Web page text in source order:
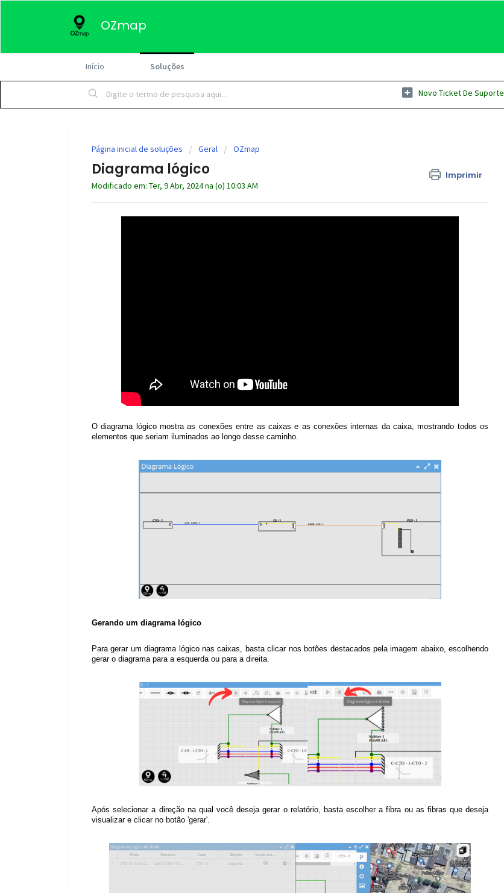
OZmap
Início Soluções
Novo Ticket De Suporte
Página inicial de soluções Geral OZmap
Diagrama lógico Imprimir
Modificado em: Ter, 9 Abr, 2024 na (o) 10:03 AM
O diagrama lógico mostra as conexões entre as caixas e as conexões internas da caixa, mostrando todos os
elementos que seriam iluminados ao longo desse caminho.
Gerando um diagrama lógico
Para gerar um diagrama lógico nas caixas, basta clicar nos botões destacados pela imagem abaixo, escolhendo
gerar o diagrama para a esquerda ou para a direita.
Após selecionar a direção na qual você deseja gerar o relatório, basta escolher a fibra ou as fibras que deseja
visualizar e clicar no botão 'gerar'.